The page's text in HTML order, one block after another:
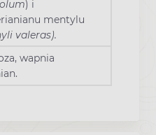
) i
mentylu
valeras).
wapnia